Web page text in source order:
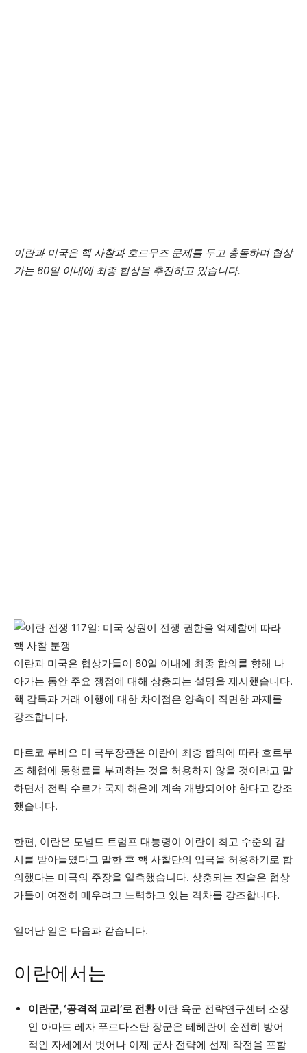
이란과 미국은 핵 사찰과 호르무즈 문제를 두고 충돌하며 협상
가는 60일 이내에 최종 협상을 추진하고 있습니다.
이란과 미국은 협상가들이 60일 이내에 최종 합의를 향해 나
아가는 동안 주요 쟁점에 대해 상충되는 설명을 제시했습니다.
핵 감독과 거래 이행에 대한 차이점은 양측이 직면한 과제를
강조합니다.
마르코 루비오 미 국무장관은 이란이 최종 합의에 따라 호르무
즈 해협에 통행료를 부과하는 것을 허용하지 않을 것이라고 말
하면서 전략 수로가 국제 해운에 계속 개방되어야 한다고 강조
했습니다.
한편, 이란은 도널드 트럼프 대통령이 이란이 최고 수준의 감
시를 받아들였다고 말한 후 핵 사찰단의 입국을 허용하기로 합
의했다는 미국의 주장을 일축했습니다. 상충되는 진술은 협상
가들이 여전히 메우려고 노력하고 있는 격차를 강조합니다.
일어난 일은 다음과 같습니다.
이란에서는
이란군, ‘공격적 교리’로 전환이란 육군 전략연구센터 소장
인 아마드 레자 푸르다스탄 장군은 테헤란이 순전히 방어
적인 자세에서 벗어나 이제 군사 전략에 선제 작전을 포함